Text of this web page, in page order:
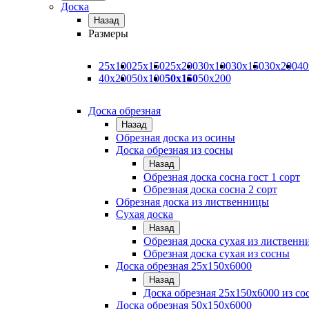
Доска
Назад
Размеры
25х10025х15025х20030х10030х15030х200
40х20050х10050х15050х200
Доска обрезная
Назад
Обрезная доска из осины
Доска обрезная из сосны
Назад
Обрезная доска сосна гост 1 сорт
Обрезная доска сосна 2 сорт
Обрезная доска из лиственницы
Сухая доска
Назад
Обрезная доска сухая из
Обрезная доска сухая из сосны
Доска обрезная 25х150х6000
Назад
Доска обрезная 25x150x6000 из
Доска обрезная 50х150х6000